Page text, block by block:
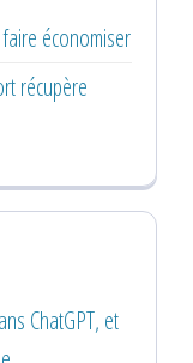
économiser
récupère
ChatGPT, et